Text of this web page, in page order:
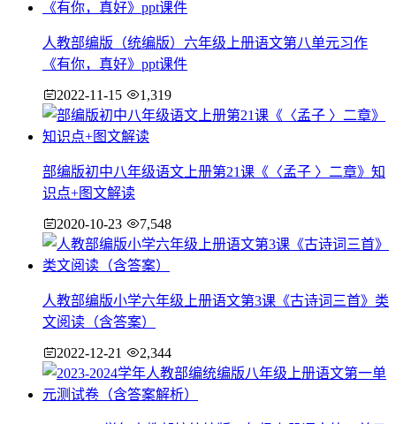
人教部编版（统编版）六年级上册语文第八单元习作
《有你，真好》ppt课件
2022-11-15 1,319
部编版初中八年级语文上册第21课《〈孟子 〉二章》知
识点+图文解读
2020-10-23 7,548
人教部编版小学六年级上册语文第3课《古诗词三首》类
文阅读（含答案）
2022-12-21 2,344